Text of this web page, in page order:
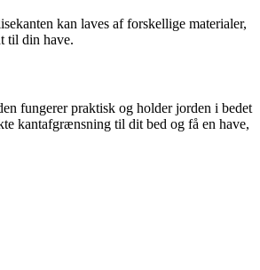
kan laves af forskellige materialer,
til din have.
fungerer praktisk og holder jorden i bedet
kantafgrænsning til dit bed og få en have,